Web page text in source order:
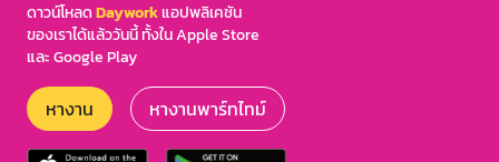
ดาวน์โหลดDayworkแอปพลิเคชัน
ของเราได้แล้ววันนี้ ทั้งใน Apple Store
และ Google Play
หางาน หางานพาร์ทไทม์